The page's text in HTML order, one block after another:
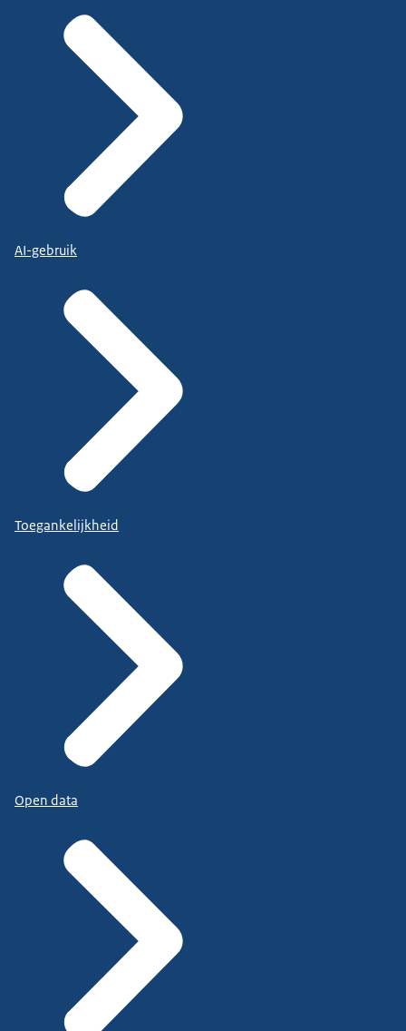
AI-gebruik
Toegankelijkheid
Open data